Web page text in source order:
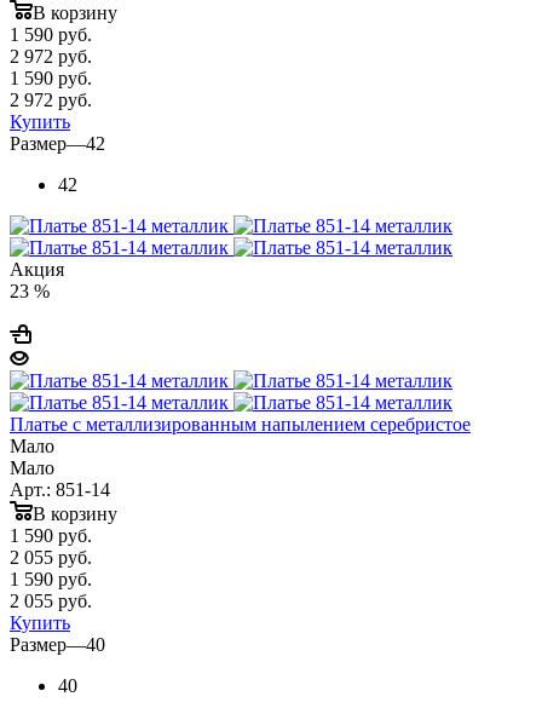
В корзину
1 590 руб.
2 972 руб.
1 590 руб.
2 972 руб.
Купить
Размер—42
42
Акция
23 %
Платье с металлизированным напылением серебристое
Мало
Мало
Арт.: 851-14
В корзину
1 590 руб.
2 055 руб.
1 590 руб.
2 055 руб.
Купить
Размер—40
40